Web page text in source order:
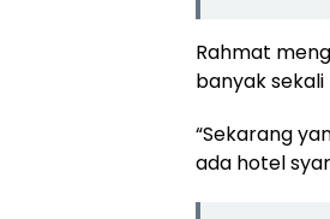
Rahmat
banyak sekali
“Sekarang
ada hotel